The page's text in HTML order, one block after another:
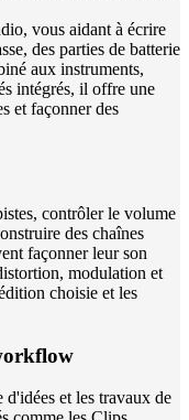
vous aidant à écrire
des parties de batterie
aux instruments,
intégrés, il offre une
et façonner des
contrôler le volume
des chaînes
façonner leur son
modulation et
choisie et les
et les travaux de